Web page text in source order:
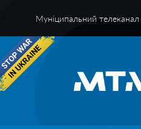
Муніципальний